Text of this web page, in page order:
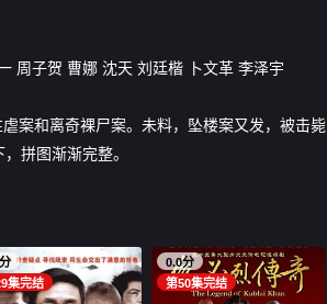
周子贺 曹娜 沈天 刘廷楷 卜文革 李泽宇
案和离奇裸尸案。未料，坠楼案又发，被击毙
拼图渐渐完整。
集完结
0.0分
第50集完结